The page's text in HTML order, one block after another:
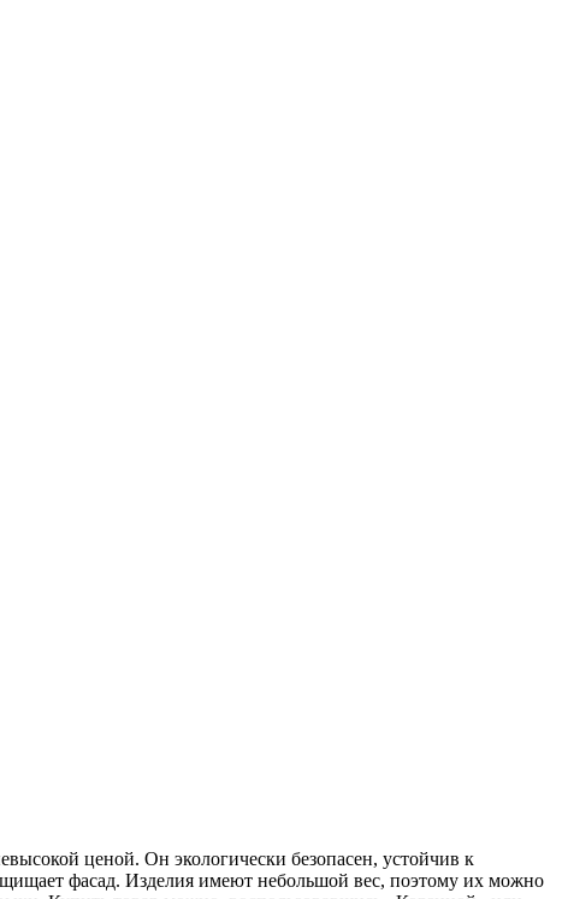
ценой. Он экологически безопасен, устойчив к
фасад. Изделия имеют небольшой вес, поэтому их можно